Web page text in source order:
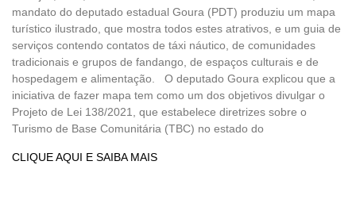
mandato do deputado estadual Goura (PDT) produziu um mapa
turístico ilustrado, que mostra todos estes atrativos, e um guia de
serviços contendo contatos de táxi náutico, de comunidades
tradicionais e grupos de fandango, de espaços culturais e de
hospedagem e alimentação. O deputado Goura explicou que a
iniciativa de fazer mapa tem como um dos objetivos divulgar o
Projeto de Lei 138/2021, que estabelece diretrizes sobre o
Turismo de Base Comunitária (TBC) no estado do
CLIQUE AQUI E SAIBA MAIS